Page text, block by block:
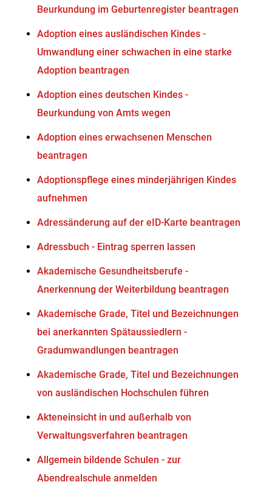
Beurkundung im Geburtenregister beantragen
Adoption eines ausländischen Kindes -
Umwandlung einer schwachen in eine starke
Adoption beantragen
Adoption eines deutschen Kindes -
Beurkundung von Amts wegen
Adoption eines erwachsenen Menschen
beantragen
Adoptionspflege eines minderjährigen Kindes
aufnehmen
Adressänderung auf der eID-Karte beantragen
Adressbuch - Eintrag sperren lassen
Akademische Gesundheitsberufe -
Anerkennung der Weiterbildung beantragen
Akademische Grade, Titel und Bezeichnungen
bei anerkannten Spätaussiedlern -
Gradumwandlungen beantragen
Akademische Grade, Titel und Bezeichnungen
von ausländischen Hochschulen führen
Akteneinsicht in und außerhalb von
Verwaltungsverfahren beantragen
Allgemein bildende Schulen - zur
Abendrealschule anmelden